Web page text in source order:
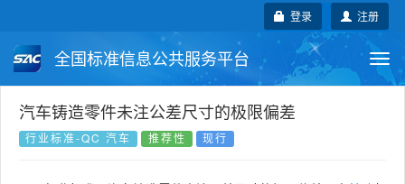
注册
登录
全国标准信息公共服务平台
国家标准 行业标准
汽车铸造零件未注公差尺寸的极限偏差
行业标准-QC 汽车 推荐性 现行